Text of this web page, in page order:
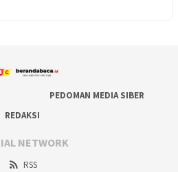
PEDOMAN MEDIA SIBER
REDAKSI
NETWORK
RSS